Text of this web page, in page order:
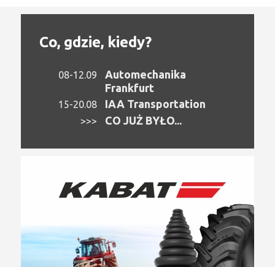
Co, gdzie, kiedy?
08-12.09
Automechanika
Frankfurt
15-20.08 IAA Transportation
>>> CO JUŻ BYŁO...